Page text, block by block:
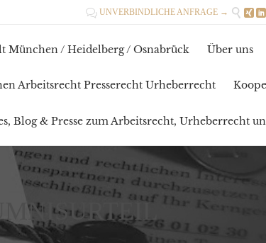
 UNVERBINDLICHE ANFRAGE →   
München / Heidelberg / Osnabrück Über uns
Arbeitsrecht Presserecht Urheberrecht
Blog & Presse zum Arbeitsrecht, Urheberrecht